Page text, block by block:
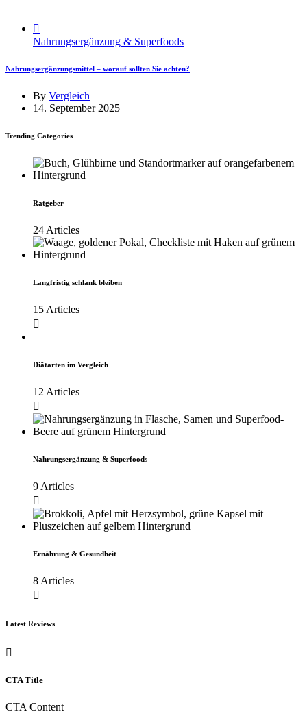
Nahrungsergänzung & Superfoods
Nahrungsergänzungsmittel – worauf sollten Sie achten?
By Vergleich
14. September 2025
Trending Categories
Ratgeber
24 Articles
Langfristig schlank bleiben
15 Articles
Diätarten im Vergleich
12 Articles
Nahrungsergänzung & Superfoods
9 Articles
Ernährung & Gesundheit
8 Articles
Latest Reviews
CTA Title
CTA Content